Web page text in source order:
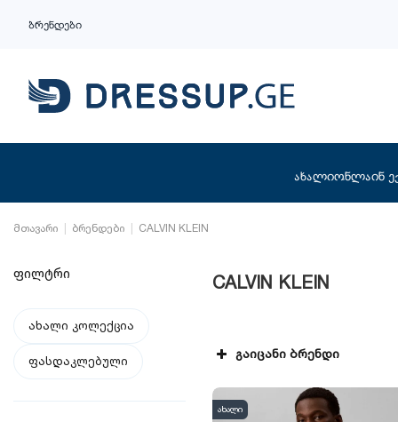
ბრენდები
ახალიონლაინ
მთავარი ბრენდები CALVIN KLEIN
CALVIN KLEIN
გაიცანი ბრენდი
ახალი
ფილტრი
ახალი კოლექცია
ფასდაკლებული